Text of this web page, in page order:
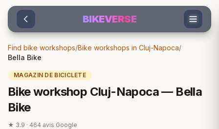
Sari la conținut
BIKEVERSE
Find bike workshops/Bike workshops in Cluj-Napoca/
Bella Bike
MAGAZIN DE BICICLETE
Bike workshop Cluj-Napoca — Bella
Bike
★ 3.9 · 464 avis Google